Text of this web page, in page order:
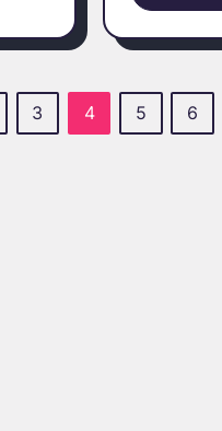
3 4 5 6